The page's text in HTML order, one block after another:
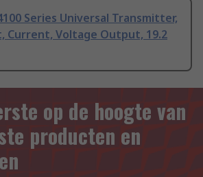
Series Universal Transmitter,
Current, Voltage Output, 19.2
op de hoogte van
producten en